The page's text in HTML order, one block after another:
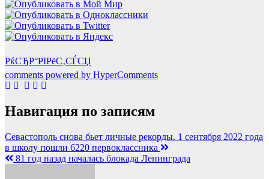
РќСЂР°РІРёС‚СЃСЏ
comments powered by HyperComments
Навигация по записям
Севастополь снова бьет личные рекорды. 1 сентября 2022 года
в школу пошли 6220 первоклассника
81 год назад началась блокада Ленинграда